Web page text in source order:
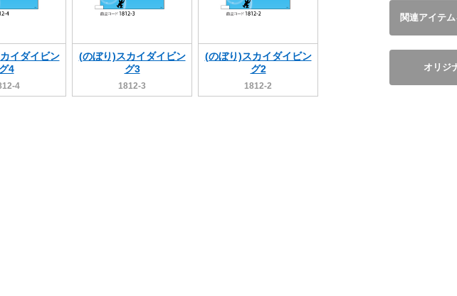
イダイビン
グ4
4
(のぼり)スカイダイビン
グ3
1812-3
(のぼり)スカイダイビン
グ2
1812-2
関連アイテ
オリジ